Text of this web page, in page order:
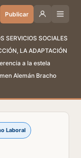
Publicar
SERVICIOS SOCIALES
LA ADAPTACIÓN
a la estela
Alemán Bracho
Laboral